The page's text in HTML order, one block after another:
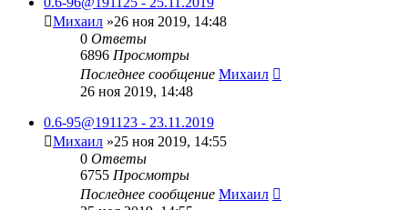
Михаил »26 ноя 2019, 14:48
0 Ответы
6896 Просмотры
Последнее сообщение Михаил
26 ноя 2019, 14:48
0.6-95@191123 - 23.11.2019
Михаил »25 ноя 2019, 14:55
0 Ответы
6755 Просмотры
Последнее сообщение Михаил